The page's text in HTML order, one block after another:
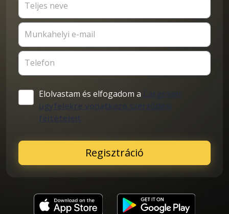
Teljes neve
Munkahelyi e-mail
Telefon
Elolvastam és elfogadom a
Regisztráció